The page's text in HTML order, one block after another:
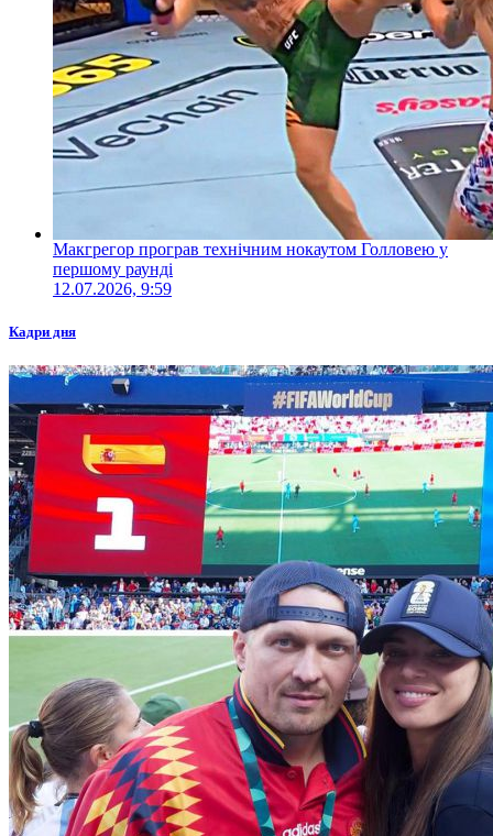
Макгрегор програв технічним нокаутом Голловею у
першому раунді
12.07.2026, 9:59
Кадри дня